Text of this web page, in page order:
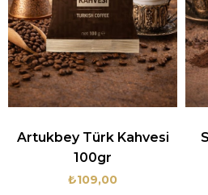
Artukbey Türk Kahvesi
100gr
₺109,00